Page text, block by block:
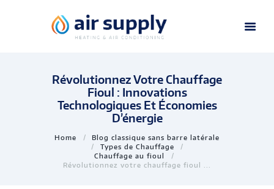
Révolutionnez Votre Chauffage
Fioul : Innovations
Technologiques Et Économies
D’énergie
Home
Blog classique sans barre latérale
Types de Chauffage
Chauffage au fioul
Révolutionnez votre chauffage fioul ...